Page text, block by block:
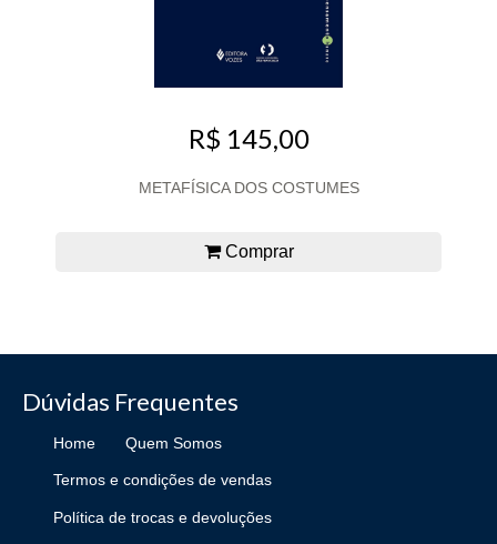
R$ 145,00
METAFÍSICA DOS COSTUMES
Comprar
Dúvidas Frequentes
Home Quem Somos
Termos e condições de vendas
Política de trocas e devoluções